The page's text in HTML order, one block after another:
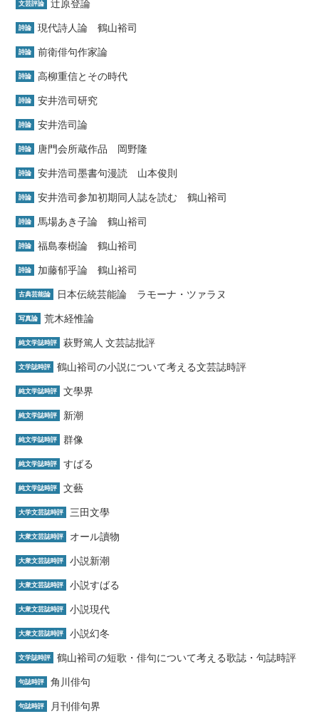
文芸評論 辻原登論
詩論 現代詩人論 鶴山裕司
詩論 前衛俳句作家論
詩論 高柳重信とその時代
詩論 安井浩司研究
詩論 安井浩司論
詩論 唐門会所蔵作品 岡野隆
詩論 安井浩司墨書句漫読 山本俊則
詩論 安井浩司参加初期同人誌を読む 鶴山裕司
詩論 馬場あき子論 鶴山裕司
詩論 福島泰樹論 鶴山裕司
詩論 加藤郁乎論 鶴山裕司
古典芸能論 日本伝統芸能論 ラモーナ・ツァラヌ
写真論 荒木経惟論
純文学誌時評 萩野篤人 文芸誌批評
文学誌時評 鶴山裕司の小説について考える文芸誌時評
純文学誌時評 文學界
純文学誌時評 新潮
純文学誌時評 群像
純文学誌時評 すばる
純文学誌時評 文藝
大学文芸誌時評 三田文學
大衆文芸誌時評 オール讀物
大衆文芸誌時評 小説新潮
大衆文芸誌時評 小説すばる
大衆文芸誌時評 小説現代
大衆文芸誌時評 小説幻冬
文学誌時評 鶴山裕司の短歌・俳句について考える歌誌・句誌時評
句誌時評 角川俳句
句誌時評 月刊俳句界